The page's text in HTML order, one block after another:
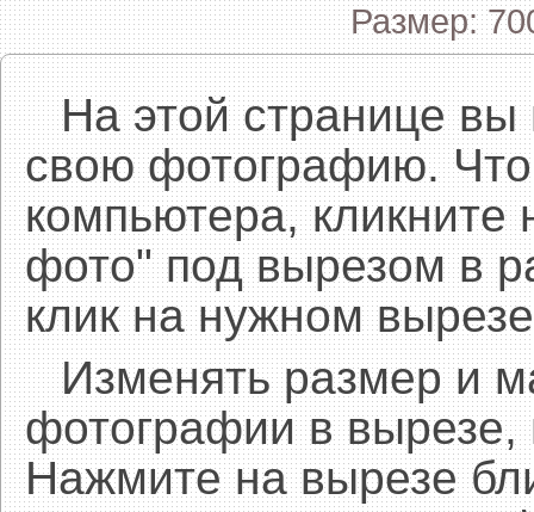
Размер:
На этой странице вы
свою фотографию.
компьютера, кликните
фото" под вырезом в
клик на нужном
Изменять размер и
фотографии в
Нажмите на вырезе